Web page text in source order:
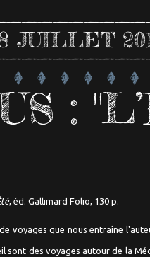
JUILLET
:
, éd. Gallimard Folio, 130 p.
voyages que nous entraîne
sont des voyages autour de la